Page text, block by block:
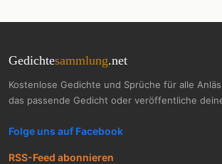
Gedichtesammlung.net
Kostenlose Gedichte und Sprüche für alle
das passende Gedicht oder veröffentliche
Folge uns auf Facebook
RSS-Feed abonnieren